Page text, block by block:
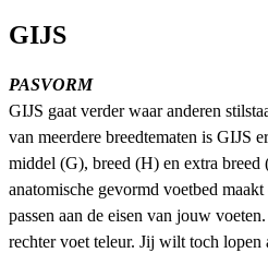
GIJS
PASVORM
GIJS gaat verder waar anderen
van meerdere breedtematen is GIJS
middel (G), breed (H) en extra
anatomische gevormd voetbed
passen aan de eisen van jouw
rechter voet teleur. Jij wilt toch lopen